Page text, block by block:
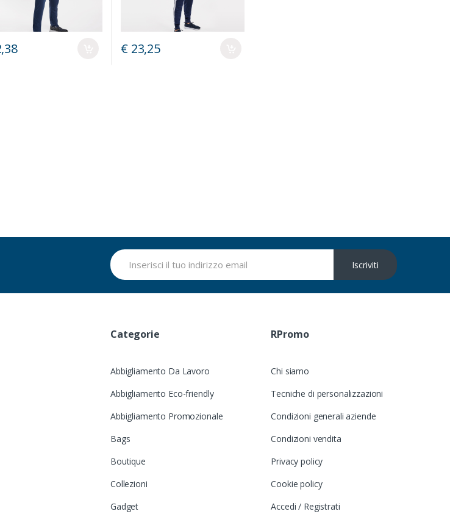
€ 23,25
Iscriviti
Categorie
Abbigliamento Da Lavoro
Abbigliamento Eco-friendly
Abbigliamento Promozionale
Bags
Boutique
Collezioni
Gadget
RPromo
Chi siamo
Tecniche di personalizzazioni
Condizioni generali aziende
Condizioni vendita
Privacy policy
Cookie policy
Accedi / Registrati